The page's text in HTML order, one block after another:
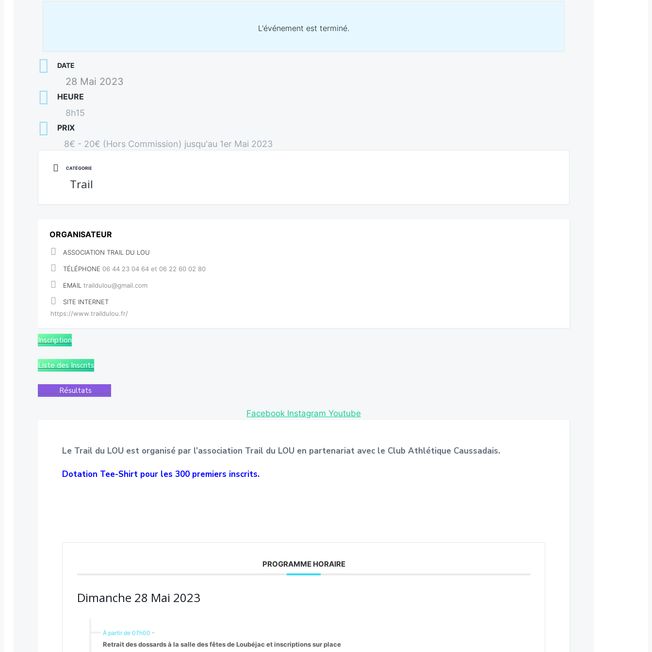
L'événement est terminé.
DATE
28 Mai 2023
HEURE
8h15
PRIX
8€ - 20€ (Hors Commission) jusqu'au 1er Mai 2023
CATÉGORIE
Trail
ORGANISATEUR
ASSOCIATION TRAIL DU LOU
TÉLÉPHONE 06 44 23 04 64 et 06 22 60 02 80
EMAIL traildulou@gmail.com
SITE INTERNET
https://www.traildulou.fr/
Inscription
Liste des Inscrits
Résultats
Facebook Instagram Youtube
Le Trail du LOU est organisé par l’association Trail du LOU en partenariat avec le Club Athlétique Caussadais.
Dotation Tee-Shirt pour les 300 premiers inscrits.
PROGRAMME HORAIRE
Dimanche 28 Mai 2023
À partir de 07h00 -
Retrait des dossards à la salle des fêtes de Loubéjac et inscriptions sur place